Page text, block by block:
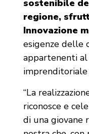
sostenibile
regione,
Innovazione
esigenze delle
appartenenti
“La
riconosce e
di una giovane